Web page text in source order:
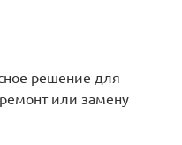
решение для
или замену